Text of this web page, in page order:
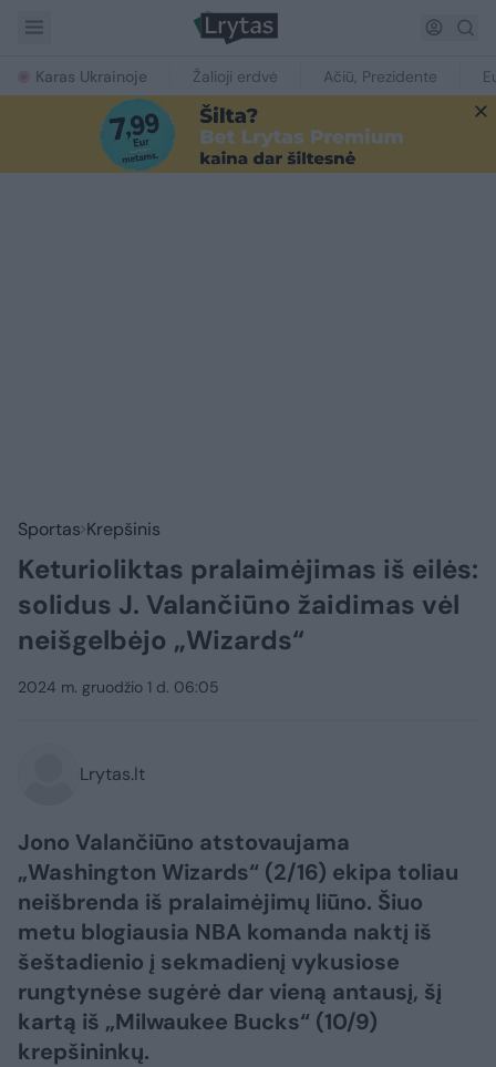
Karas Ukrainoje Žalioji erdvė Ačiū, Prezidente
Sportas Krepšinis
Keturioliktas pralaimėjimas iš eilės:
solidus J. Valančiūno žaidimas vėl
neišgelbėjo „Wizards“
2024 m. gruodžio 1 d. 06:05
Lrytas.lt
Jono Valančiūno atstovaujama
„Washington Wizards“ (2/16) ekipa toliau
neišbrenda iš pralaimėjimų liūno. Šiuo
metu blogiausia NBA komanda naktį iš
šeštadienio į sekmadienį vykusiose
rungtynėse sugėrė dar vieną antausį, šį
kartą iš „Milwaukee Bucks“ (10/9)
krepšininkų.